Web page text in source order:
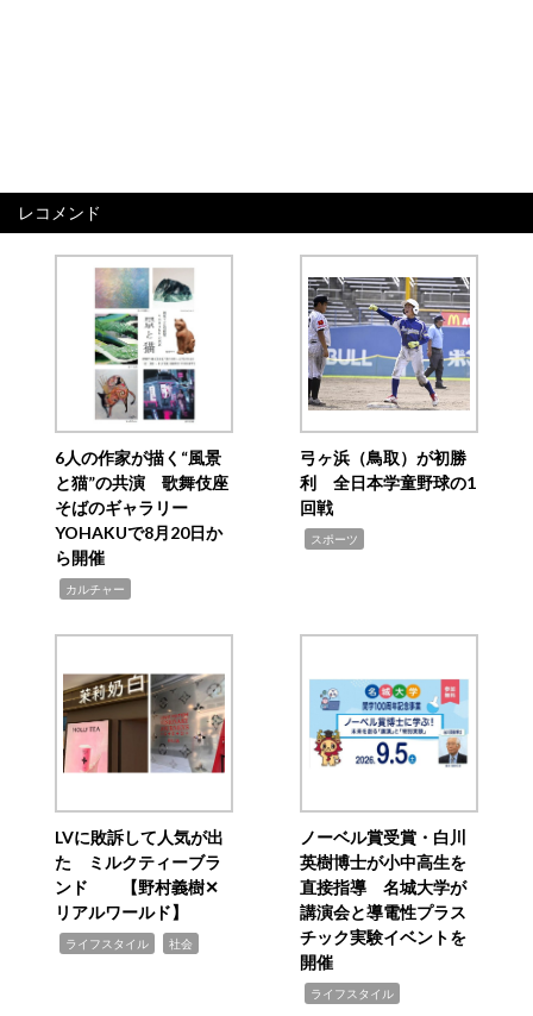
レコメンド
6人の作家が描く“風景
と猫”の共演 歌舞伎座
そばのギャラリー
YOHAKUで8月20日か
ら開催
カルチャー
弓ヶ浜（鳥取）が初勝
利 全日本学童野球の1
回戦
スポーツ
LVに敗訴して人気が出
た ミルクティーブラ
ンド 【野村義樹✕
リアルワールド】
ライフスタイル 社会
ノーベル賞受賞・白川
英樹博士が小中高生を
直接指導 名城大学が
講演会と導電性プラス
チック実験イベントを
開催
ライフスタイル